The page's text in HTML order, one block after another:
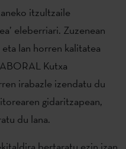
itzultzaile
eleberriari. Zuzenean
lan horren kalitatea
Kutxa
irabazle izendatu du
gidaritzapean,
du lana.
bertaratu ezin izan